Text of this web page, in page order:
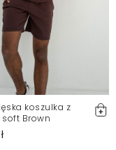
Zgłoś nielegalną treść
koszulka z
Brown